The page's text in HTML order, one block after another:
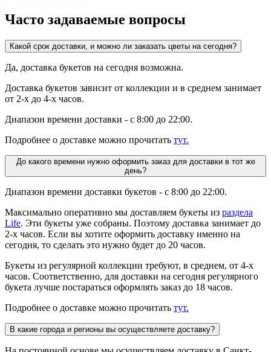
Часто задаваемые вопросы
Какой срок доставки, и можно ли заказать цветы на сегодня?
Да, доставка букетов на сегодня возможна.
Доставка букетов зависит от коллекции и в среднем занимает
от 2-х до 4-х часов.
Диапазон времени доставки - с 8:00 до 22:00.
Подробнее о доставке можно прочитать тут.
До какого времени нужно оформить заказ для доставки в тот же
день?
Диапазон времени доставки букетов - с 8:00 до 22:00.
Максимально оперативно мы доставляем букеты из раздела
Life. Эти букеты уже собраны. Поэтому доставка занимает до
2-х часов. Если вы хотите оформить доставку именно на
сегодня, то сделать это нужно будет до 20 часов.
Букеты из регулярной коллекции требуют, в среднем, от 4-х
часов. Соответственно, для доставки на сегодня регулярного
букета лучше постараться оформлять заказ до 18 часов.
Подробнее о доставке можно прочитать тут.
В какие города и регионы вы осуществляете доставку?